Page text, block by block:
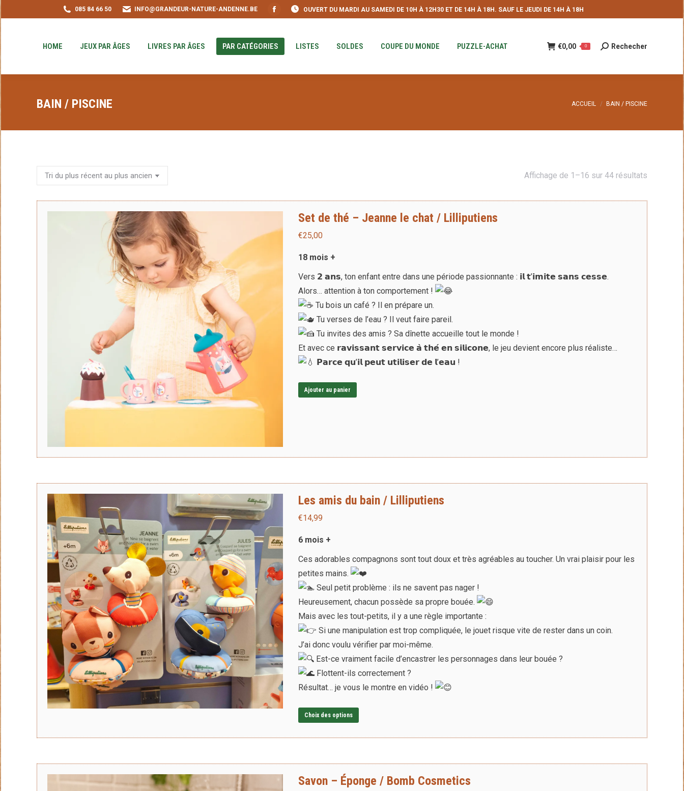
085 84 66 50 INFO@GRANDEUR-NATURE-ANDENNE.BE
Facebook
opens
in
OUVERT DU MARDI AU SAMEDI DE 10H À 12H30 ET DE 14H À 18H. SAUF LE JEUDI DE 14H À 18H
HOME JEUX PAR ÂGES LIVRES PAR ÂGES PAR CATÉGORIES LISTES SOLDES COUPE DU MONDE PUZZLE-ACHAT €0,00 0
Recherche
Rechecher
BAIN / PISCINE Vous êtes ici :
ACCUEIL BAIN / PISCINE
Affichage de 1–16 sur 44 résultats
plus
récent
au
plus
ancien
Set de thé – Jeanne le chat / Lilliputiens
€25,00
18 mois +
Vers 𝟮 𝗮𝗻𝘀, ton enfant entre dans une période passionnante : 𝗶𝗹 𝘁’𝗶𝗺𝗶𝘁𝗲 𝘀𝗮𝗻𝘀 𝗰𝗲𝘀𝘀𝗲.
Alors… attention à ton comportement !
Tu bois un café ? Il en prépare un.
Tu verses de l’eau ? Il veut faire pareil.
Tu invites des amis ? Sa dînette accueille tout le monde !
Et avec ce 𝗿𝗮𝘃𝗶𝘀𝘀𝗮𝗻𝘁 𝘀𝗲𝗿𝘃𝗶𝗰𝗲 𝗮̀ 𝘁𝗵𝗲́ 𝗲𝗻 𝘀𝗶𝗹𝗶𝗰𝗼𝗻𝗲, le jeu devient encore plus réaliste…
𝗣𝗮𝗿𝗰𝗲 𝗾𝘂’𝗶𝗹 𝗽𝗲𝘂𝘁 𝘂𝘁𝗶𝗹𝗶𝘀𝗲𝗿 𝗱𝗲 𝗹’𝗲𝗮𝘂 !
Ajouter au panier
Les amis du bain / Lilliputiens
€14,99
6 mois +
Ces adorables compagnons sont tout doux et très agréables au toucher. Un vrai plaisir pour les
petites mains.
Seul petit problème : ils ne savent pas nager !
Heureusement, chacun possède sa propre bouée.
Mais avec les tout-petits, il y a une règle importante :
Si une manipulation est trop compliquée, le jouet risque vite de rester dans un coin.
J’ai donc voulu vérifier par moi-même.
Est-ce vraiment facile d’encastrer les personnages dans leur bouée ?
Flottent-ils correctement ?
Résultat… je vous le montre en vidéo !
Choix des options
Les
Savon – Éponge / Bomb Cosmetics
HOME JEUX PAR ÂGES LIVRES PAR ÂGES PAR CATÉGORIES LISTES SOLDES COUPE DU MONDE
PUZZLE-ACHAT
: